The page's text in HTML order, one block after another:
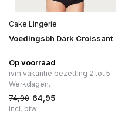
Cake Lingerie
Voedingsbh Dark Croissant
Op voorraad
ivm vakantie bezetting 2 tot 5
Werkdagen.
74,90 64,95
Incl. btw